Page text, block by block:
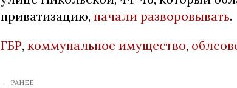
приватизацию, начали разворовывать.
ГБР, коммунальное имущество,
← РАНЕЕ